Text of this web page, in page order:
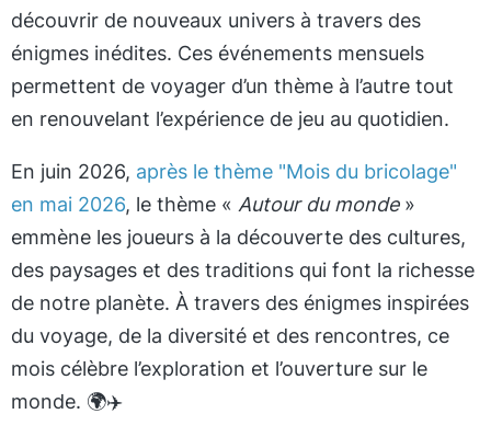
découvrir de nouveaux univers à travers des
énigmes inédites. Ces événements mensuels
permettent de voyager d’un thème à l’autre tout
en renouvelant l’expérience de jeu au quotidien.
En juin 2026, après le thème "Mois du bricolage"
en mai 2026, le thème « Autour du monde»
emmène les joueurs à la découverte des cultures,
des paysages et des traditions qui font la richesse
de notre planète. À travers des énigmes inspirées
du voyage, de la diversité et des rencontres, ce
mois célèbre l’exploration et l’ouverture sur le
monde. 🌍✈️